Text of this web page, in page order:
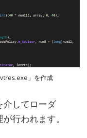
」を作成
介してローダ
行われます。